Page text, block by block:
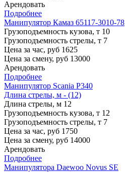
Арендовать
Подробнее
Манипулятор Камаз 65117-3010-78
Грузоподъемность кузова, т 10
Грузоподъемность стрелы, т 7
Цена за час, руб 1625
Цена за смену, руб 13000
Арендовать
Подробнее
Манипулятор Scania P340
Длина стрелы, м - (12)
Длина стрелы, м 12
Грузоподъемность кузова, т 12
Грузоподъемность стрелы, т 7
Цена за час, руб 1750
Цена за смену, руб 14000
Арендовать
Подробнее
Манипулятора Daewoo Novus SE